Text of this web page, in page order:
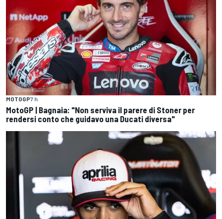
MOTOGP7 h
MotoGP | Bagnaia: "Non serviva il parere di Stoner per
rendersi conto che guidavo una Ducati diversa"